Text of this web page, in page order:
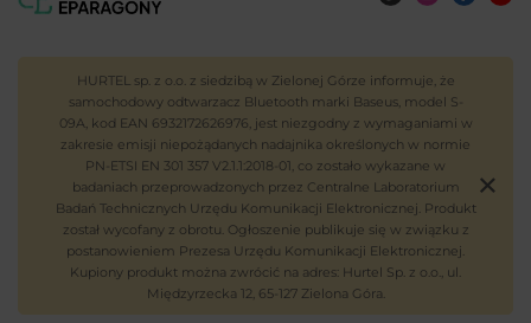
HURTEL sp. z o.o. z siedzibą w Zielonej Górze informuje, że
samochodowy odtwarzacz Bluetooth marki Baseus, model S-
09A, kod EAN 6932172626976, jest niezgodny z wymaganiami w
zakresie emisji niepożądanych nadajnika określonych w normie
PN-ETSI EN 301 357 V2.1.1:2018-01, co zostało wykazane w
badaniach przeprowadzonych przez Centralne Laboratorium
Badań Technicznych Urzędu Komunikacji Elektronicznej. Produkt
został wycofany z obrotu. Ogłoszenie publikuje się w związku z
postanowieniem Prezesa Urzędu Komunikacji Elektronicznej.
Kupiony produkt można zwrócić na adres: Hurtel Sp. z o.o., ul.
Międzyrzecka 12, 65-127 Zielona Góra.